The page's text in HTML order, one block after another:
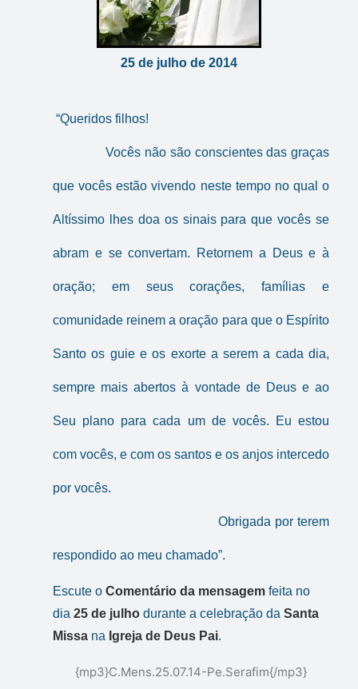
25 de julho de 2014
“Queridos filhos!
Vocês não são conscientes das graças
que vocês estão vivendo neste tempo no qual o
Altíssimo lhes doa os sinais para que vocês se
abram e se convertam. Retornem a Deus e à
oração; em seus corações, famílias e
comunidade reinem a oração para que o Espírito
Santo os guie e os exorte a serem a cada dia,
sempre mais abertos à vontade de Deus e ao
Seu plano para cada um de vocês. Eu estou
com vocês, e com os santos e os anjos intercedo
por vocês.
Obrigada por terem
respondido ao meu chamado”.
Escute o Comentário da mensagem feita no
dia 25 de julho durante a celebração da Santa
Missa na Igreja de Deus Pai.
{mp3}C.Mens.25.07.14-Pe.Serafim{/mp3}